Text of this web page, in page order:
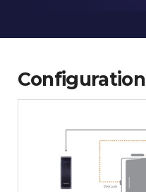
Configuration